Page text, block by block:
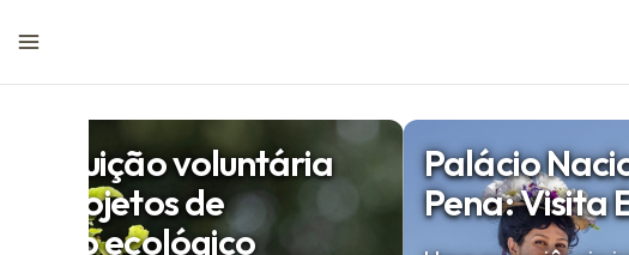
voluntária
projetos de
ecológico
Palácio
Pena: Visita